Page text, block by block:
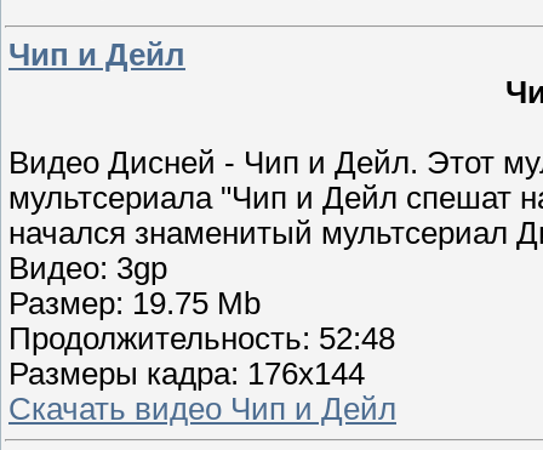
Чип и Дейл
Видео Дисней - Чип и Дейл. Этот
мультсериала "Чип и Дейл спешат
начался знаменитый мультсериал
Видео: 3gp
Размер: 19.75 Mb
Продолжительность: 52:48
Размеры кадра: 176х144
Скачать видео Чип и Дейл